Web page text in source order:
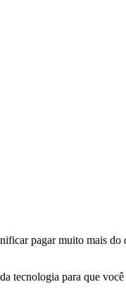
pagar muito mais
tecnologia para que